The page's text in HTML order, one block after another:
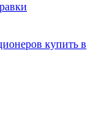
купить в